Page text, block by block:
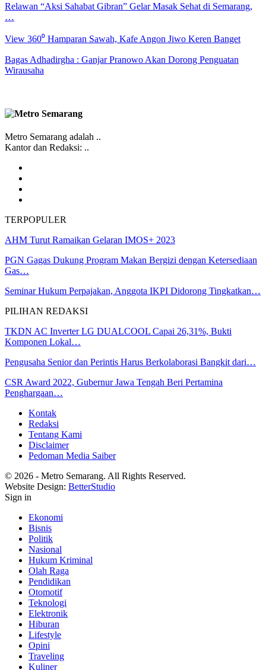
Relawan “Aksi Sahabat Gibran” Gelar Masak Sehat di Semarang,
…
View 360⁰ Hamparan Sawah, Kafe Angon Jiwo Keren Banget
Bagas Adhadirgha : Ganjar Pranowo Akan Dorong Penguatan
Wirausaha
Metro Semarang adalah ..
Kantor dan Redaksi: ..
TERPOPULER
AHM Turut Ramaikan Gelaran IMOS+ 2023
PGN Gagas Dukung Program Makan Bergizi dengan Ketersediaan
Gas…
Seminar Hukum Perpajakan, Anggota IKPI Didorong Tingkatkan…
PILIHAN REDAKSI
TKDN AC Inverter LG DUALCOOL Capai 26,31%, Bukti
Komponen Lokal…
Pengusaha Senior dan Perintis Harus Berkolaborasi Bangkit dari…
CSR Award 2022, Gubernur Jawa Tengah Beri Pertamina
Penghargaan…
Kontak
Redaksi
Tentang Kami
Disclaimer
Pedoman Media Saiber
© 2026 - Metro Semarang. All Rights Reserved.
Website Design: BetterStudio
Sign in
Ekonomi
Bisnis
Politik
Nasional
Hukum Kriminal
Olah Raga
Pendidikan
Otomotif
Teknologi
Elektronik
Hiburan
Lifestyle
Opini
Traveling
Kuliner